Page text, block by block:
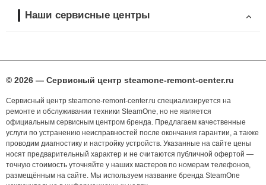
Наши сервисные центры
© 2026 — Сервисный центр steamone-remont-center.ru
Сервисный центр steamone-remont-center.ru специализируется на
ремонте и обслуживании техники SteamOne, но не является
официальным сервисным центром бренда. Предлагаем качественные
услуги по устранению неисправностей после окончания гарантии, а также
проводим диагностику и настройку устройств. Указанные на сайте цены
носят предварительный характер и не считаются публичной офертой —
точную стоимость уточняйте у наших мастеров по номерам телефонов,
размещённым на сайте. Мы используем название бренда SteamOne